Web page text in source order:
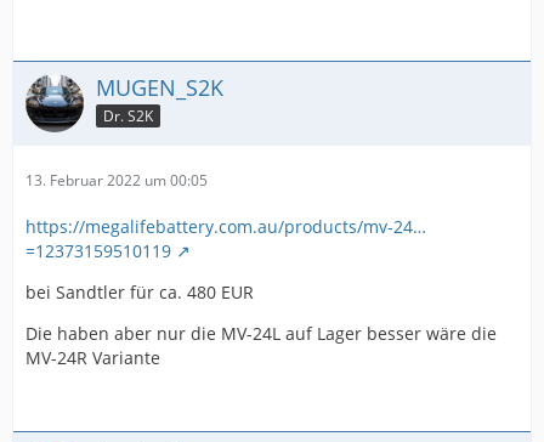
MUGEN_S2K
Dr. S2K
13. Februar 2022 um 00:05
https://megalifebattery.com.au/products/mv-24…
=12373159510119
bei Sandtler für ca. 480 EUR
Die haben aber nur die MV-24L auf Lager besser wäre die
MV-24R Variante